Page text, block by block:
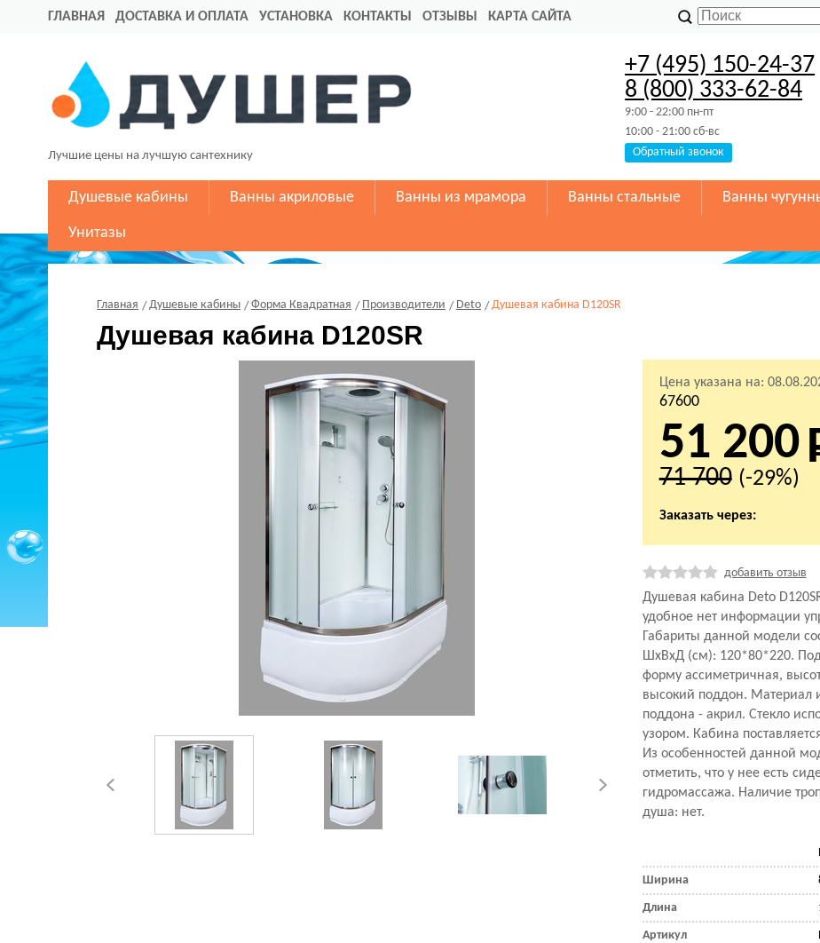
ГЛАВНАЯ ДОСТАВКА И ОПЛАТА УСТАНОВКА КОНТАКТЫ ОТЗЫВЫ КАРТА САЙТА
Лучшие цены на лучшую сантехнику
+7 (495) 150-24-37
8 (800) 333-62-84
9:00 - 22:00 пн-пт
10:00 - 21:00 сб-вс
Обратный звонок
Душевые кабины Ванны акриловые Ванны из мрамора Ванны стальные Ванны
Унитазы
Главная Душевые кабины Форма Квадратная Производители Deto Душевая кабина D120SR
Душевая кабина D120SR
Цена указана на:
67600
51 200
71 700 (-29%)
Заказать через:
добавить отзыв
Душевая кабина Deto
удобное нет информации
Габариты данной модели
ШхВхД (см): 120*80*220.
форму ассиметричная,
высокий поддон. Материал
поддона - акрил. Стекло
узором. Кабина
Из особенностей данной
отметить, что у нее есть
гидромассажа. Наличие
душа: нет.
Ширина
Длина
Артикул